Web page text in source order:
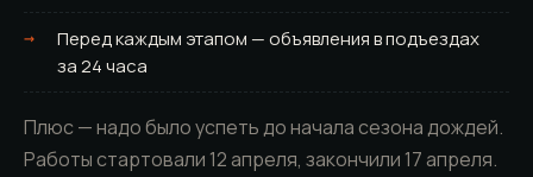
Перед каждым этапом — объявления в подъездах
за 24 часа
Плюс — надо было успеть до начала сезона дождей.
Работы стартовали 12 апреля, закончили 17 апреля.